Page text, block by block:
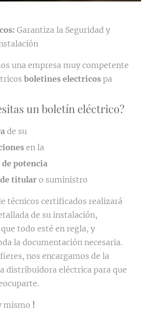
Garantiza la Seguridad y
una empresa muy competente
boletines electricos pa
un boletín eléctrico?
de su
en la
potencia
titular o suministro
técnicos certificados realizará
de su instalación,
todo esté en regla, y
la documentación necesaria.
nos encargamos de la
distribuidora eléctrica para que
mismo !